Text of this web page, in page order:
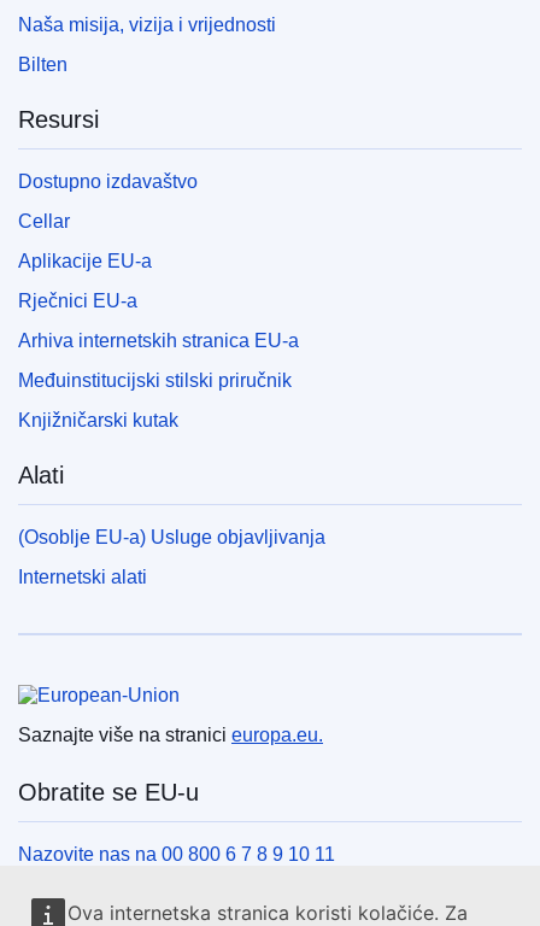
Ova internetska stranica koristi kolačiće. Za
Naša misija, vizija i vrijednosti
Bilten
Resursi
Dostupno izdavaštvo
Cellar
Aplikacije EU-a
Rječnici EU-a
Arhiva internetskih stranica EU-a
Međuinstitucijski stilski priručnik
Knjižničarski kutak
Alati
(Osoblje EU-a) Usluge objavljivanja
Internetski alati
Saznajte više na stranici europa.eu.
Obratite se EU-u
Nazovite nas na 00 800 6 7 8 9 10 11
Uspostavite telefonsku vezu na drugi način